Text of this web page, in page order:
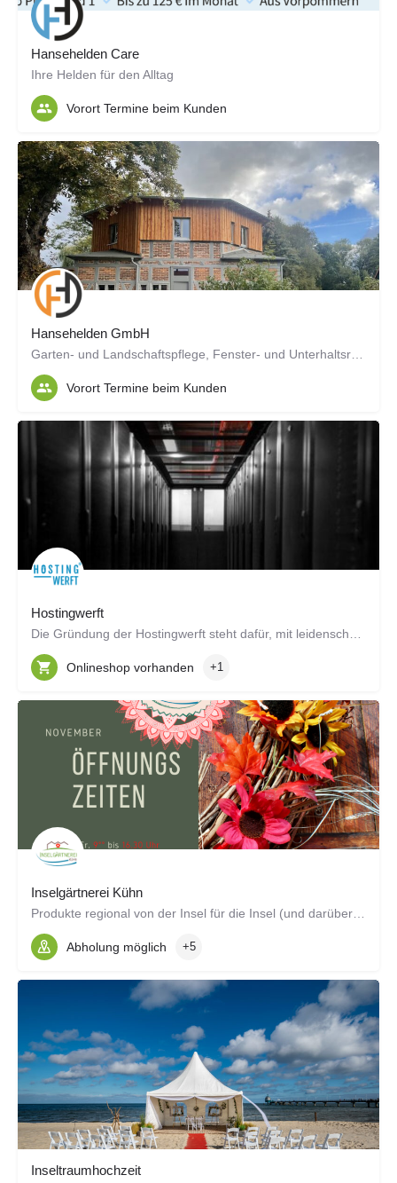
Hansehelden Care
Ihre Helden für den Alltag
Vorort Termine beim Kunden
Hansehelden GmbH
Vorort Termine beim Kunden
Hostingwerft
Onlineshop vorhanden +1
Inselgärtnerei Kühn
Abholung möglich +5
Inseltraumhochzeit